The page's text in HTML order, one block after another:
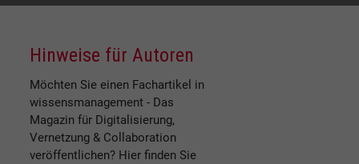
Hinweise für Autoren
Möchten Sie einen Fachartikel in
wissensmanagement - Das
Magazin für Digitalisierung,
Vernetzung & Collaboration
veröffentlichen? Hier finden Sie